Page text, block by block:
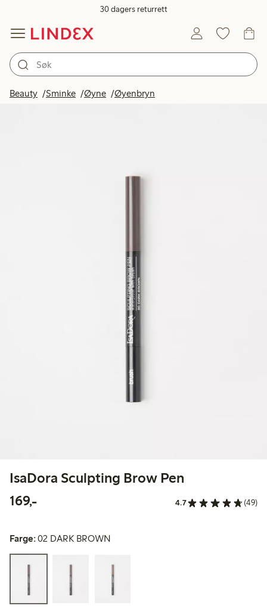
30 dagers returrett
Beauty Sminke Øyne Øyenbryn
IsaDora Sculpting Brow Pen
169,-169,00 kr 4.7 (49)
Farge:02 DARK BROWN